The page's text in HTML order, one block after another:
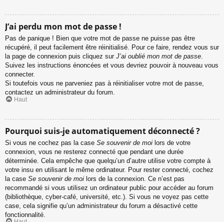
J’ai perdu mon mot de passe !
Pas de panique ! Bien que votre mot de passe ne puisse pas être
récupéré, il peut facilement être réinitialisé. Pour ce faire, rendez vous sur
la page de connexion puis cliquez sur J’ai oublié mon mot de passe.
Suivez les instructions énoncées et vous devriez pouvoir à nouveau vous
connecter.
Si toutefois vous ne parveniez pas à réinitialiser votre mot de passe,
contactez un administrateur du forum.
Haut
Pourquoi suis-je automatiquement déconnecté ?
Si vous ne cochez pas la case Se souvenir de moi lors de votre
connexion, vous ne resterez connecté que pendant une durée
déterminée. Cela empêche que quelqu’un d’autre utilise votre compte à
votre insu en utilisant le même ordinateur. Pour rester connecté, cochez
la case Se souvenir de moi lors de la connexion. Ce n’est pas
recommandé si vous utilisez un ordinateur public pour accéder au forum
(bibliothèque, cyber-café, université, etc.). Si vous ne voyez pas cette
case, cela signifie qu’un administrateur du forum a désactivé cette
fonctionnalité.